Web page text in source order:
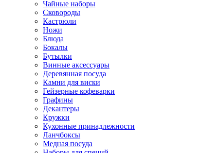
Чайные наборы
Сковороды
Кастрюли
Ножи
Блюда
Бокалы
Бутылки
Винные аксессуары
Деревянная посуда
Камни для виски
Гейзерные кофеварки
Графины
Декантеры
Кружки
Кухонные принадлежности
Ланчбоксы
Медная посуда